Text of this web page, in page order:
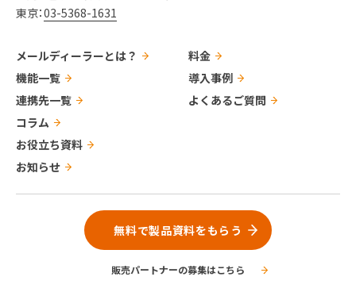
東京：03-5368-1631
メールディーラーとは？
機能一覧
連携先一覧
料金
導入事例
よくあるご質問
コラム
お役立ち資料
お知らせ
無料で製品資料をもらう
販売パートナーの募集はこちら